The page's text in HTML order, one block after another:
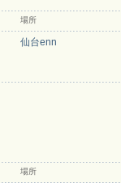
場所
仙台enn
場所